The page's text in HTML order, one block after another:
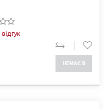
НЕМАЄ В